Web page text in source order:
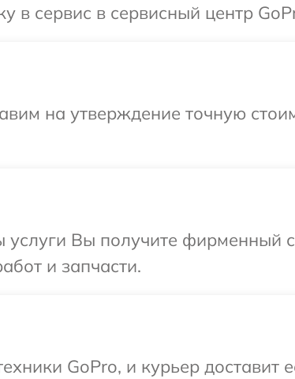
в сервис в сервисный центр
на утверждение точную
услуги Вы получите фирменный
и запчасти.
GoPro, и курьер доставит